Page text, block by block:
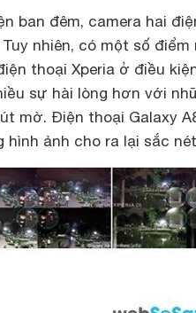
ban đêm, camera hai
nhiên, có một số điểm
thoại Xperia ở điều
sự hài lòng hơn với
mờ. Điện thoại Galaxy
ảnh cho ra lại sắc